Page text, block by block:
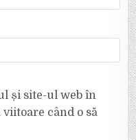
și site-ul web în
când o să